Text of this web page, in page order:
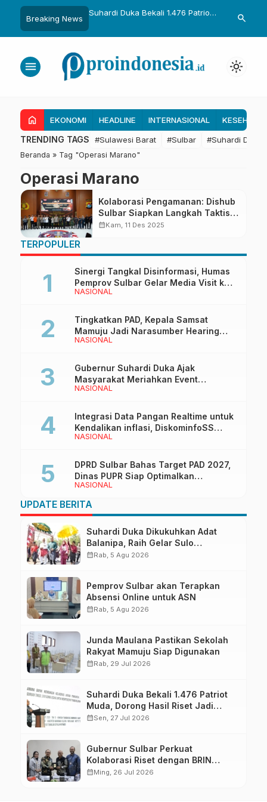
Breaking News
Gelar Sulo
Suhardi Duka Bekali 1.476 Patriot
Dasar Kebijakan Transmigrasi
Gubernur
untuk
search
menu light_mode
home EKONOMI HEADLINE INTERNASIONAL
TRENDING TAGS #Sulawesi Barat #Sulbar #Suhardi Duka
Beranda » Tag "Operasi Marano"
Operasi Marano
Kolaborasi Pengamanan: Dishub
Sulbar Siapkan Langkah Taktis
Sambut Operasi Lilin Marano
calendar_monthKam, 11 Des 2025
TERPOPULER
NASIONAL
Sinergi Tangkal Disinformasi, Humas
Pemprov Sulbar Gelar Media Visit ke
Kantor Redaksi di Mamuju
NASIONAL
Tingkatkan PAD, Kepala Samsat
Mamuju Jadi Narasumber Hearing
Bersama Wakil Ketua I DPRD Sulbar
NASIONAL
Gubernur Suhardi Duka Ajak
Masyarakat Meriahkan Event
Manakarra Fair 2026
NASIONAL
Integrasi Data Pangan Realtime untuk
Kendalikan inflasi, DiskominfoSS
Sulbar Kembangkan Sistem SAPEDA
NASIONAL
DPRD Sulbar Bahas Target PAD 2027,
Dinas PUPR Siap Optimalkan
Pendapatan Daerah
UPDATE BERITA
Suhardi Duka Dikukuhkan Adat
Balanipa, Raih Gelar Sulo
Tappidena
calendar_monthRab, 5 Agu 2026
Pemprov Sulbar akan Terapkan
Absensi Online untuk ASN
calendar_monthRab, 5 Agu 2026
Junda Maulana Pastikan Sekolah
Rakyat Mamuju Siap Digunakan
calendar_monthRab, 29 Jul 2026
Suhardi Duka Bekali 1.476 Patriot
Muda, Dorong Hasil Riset Jadi
Dasar Kebijakan Transmigrasi
calendar_monthSen, 27 Jul 2026
Gubernur Sulbar Perkuat
Kolaborasi Riset dengan BRIN
untuk Mendukung Pembangunan
calendar_monthMing, 26 Jul 2026